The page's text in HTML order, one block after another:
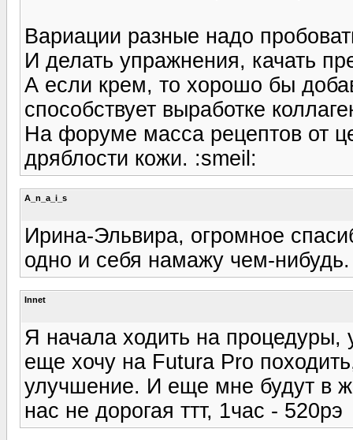
Вариации разные надо
И делать упражнения, качать
А если крем, то хорошо бы
способствует выработке
На форуме масса рецептов от
дряблости кожи. :smeil:
A_n_a_i_s
Ирина-Эльвира, огромное
одно и себя намажу чем-
Innet
Я начала ходить на процедуры,
еще хочу на Futura Pro
улучшение. И еще мне будут в
нас не дорогая ттт, 1час - 520рэ